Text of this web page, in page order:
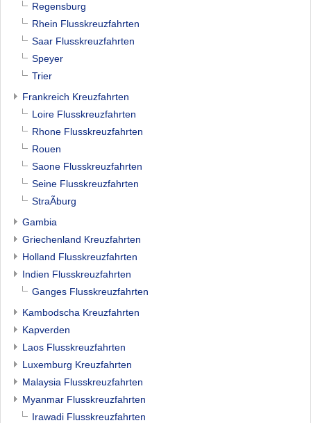
Regensburg
Rhein Flusskreuzfahrten
Saar Flusskreuzfahrten
Speyer
Trier
Frankreich Kreuzfahrten
Loire Flusskreuzfahrten
Rhone Flusskreuzfahrten
Rouen
Saone Flusskreuzfahrten
Seine Flusskreuzfahrten
StraÃburg
Gambia
Griechenland Kreuzfahrten
Holland Flusskreuzfahrten
Indien Flusskreuzfahrten
Ganges Flusskreuzfahrten
Kambodscha Kreuzfahrten
Kapverden
Laos Flusskreuzfahrten
Luxemburg Kreuzfahrten
Malaysia Flusskreuzfahrten
Myanmar Flusskreuzfahrten
Irawadi Flusskreuzfahrten